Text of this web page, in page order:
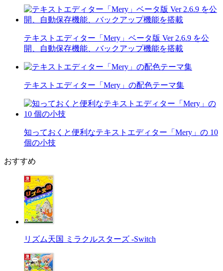
テキストエディター「Mery」ベータ版 Ver 2.6.9 を公
開、自動保存機能、バックアップ機能を搭載
テキストエディター「Mery」の配色テーマ集
知っておくと便利なテキストエディター「Mery」の 10
個の小技
おすすめ
リズム天国 ミラクルスターズ -Switch